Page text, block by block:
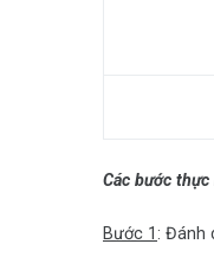
Các bước
Bước 1: Đánh